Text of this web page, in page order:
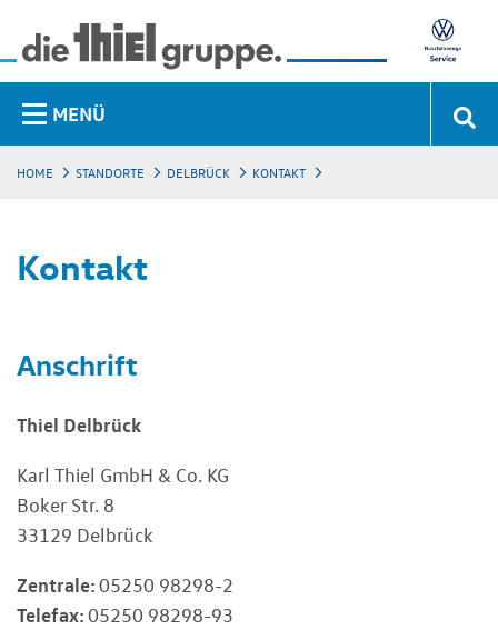
MENÜ
HOME STANDORTE DELBRÜCK KONTAKT
Kontakt
Anschrift
Thiel Delbrück
Karl Thiel GmbH & Co. KG
Boker Str. 8
33129 Delbrück
Zentrale:05250 98298-2
Telefax:05250 98298-93